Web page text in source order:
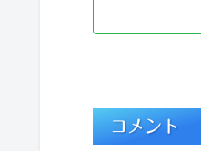
コメント